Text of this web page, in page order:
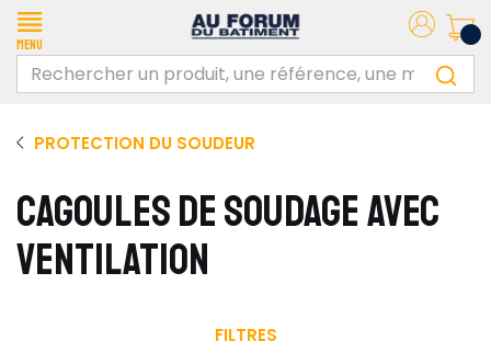
Menu
PROTECTION DU SOUDEUR
CAGOULES DE SOUDAGE AVEC
VENTILATION
FILTRES